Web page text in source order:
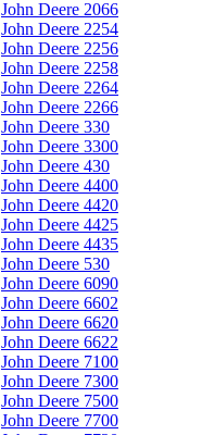
John Deere 2066
John Deere 2254
John Deere 2256
John Deere 2258
John Deere 2264
John Deere 2266
John Deere 330
John Deere 3300
John Deere 430
John Deere 4400
John Deere 4420
John Deere 4425
John Deere 4435
John Deere 530
John Deere 6090
John Deere 6602
John Deere 6620
John Deere 6622
John Deere 7100
John Deere 7300
John Deere 7500
John Deere 7700